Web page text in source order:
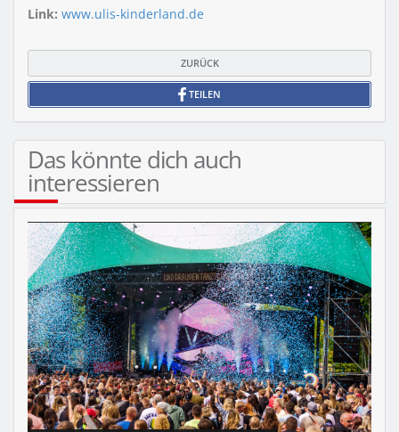
Link: www.ulis-kinderland.de
ZURÜCK
TEILEN
Das könnte dich auch
interessieren